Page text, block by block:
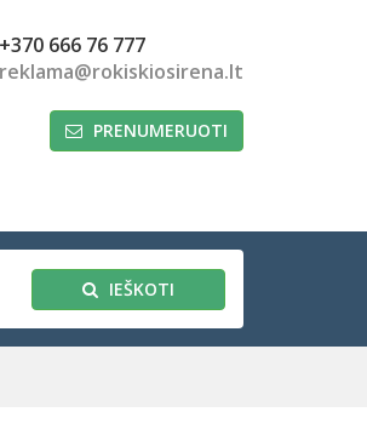
+370 666 76 777
reklama@rokiskiosirena.lt
PRENUMERUOTI
IEŠKOTI